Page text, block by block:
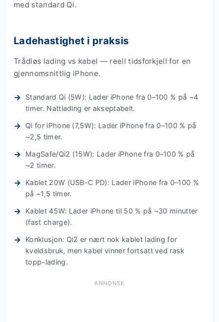
med standard Qi.
Ladehastighet i praksis
Trådløs lading vs kabel — reell tidsforkjell for en
gjennomsnittlig iPhone.
Standard Qi (5W): Lader iPhone fra 0–100 % på ~4
timer. Nattlading er akseptabelt.
Qi for iPhone (7,5W): Lader iPhone fra 0–100 % på
~2,5 timer.
MagSafe/Qi2 (15W): Lader iPhone fra 0–100 % på
~2 timer.
Kablet 20W (USB-C PD): Lader iPhone fra 0–100 %
på ~1,5 timer.
Kablet 45W: Lader iPhone til 50 % på ~30 minutter
(fast charge).
Konklusjon: Qi2 er nært nok kablet lading for
kveldsbruk, men kabel vinner fortsatt ved rask
topp-lading.
ANNONSE